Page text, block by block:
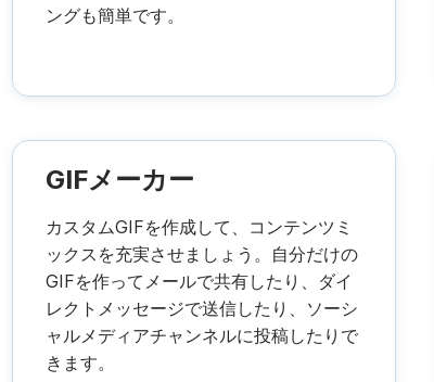
ングも簡単です。
GIFメーカー
カスタムGIFを作成して、コンテンツミ
ックスを充実させましょう。自分だけの
GIFを作ってメールで共有したり、ダイ
レクトメッセージで送信したり、ソーシ
ャルメディアチャンネルに投稿したりで
きます。